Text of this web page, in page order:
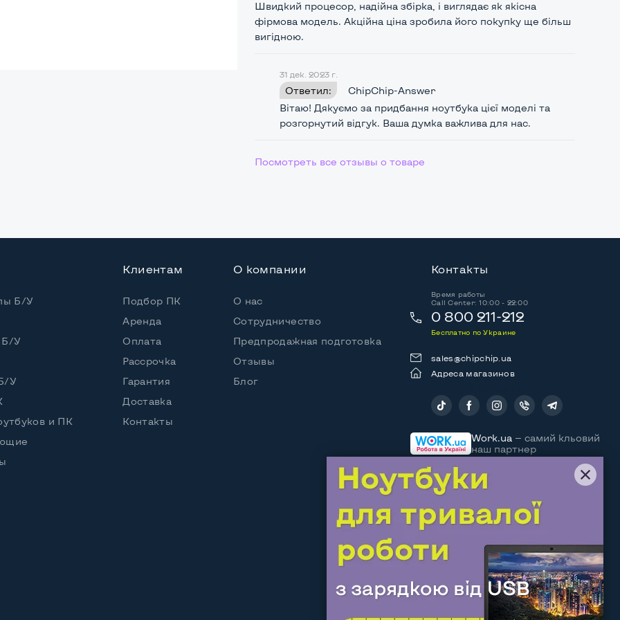
Швидкий процесор, надійна збірка, і виглядає як якісна
фірмова модель. Акційна ціна зробила його покупку ще більш
вигідною.
31 дек. 2023 г.
Ответил:
ChipChip-Answer
Вітаю! Дякуємо за придбання ноутбука цієї моделі та
розгорнутий відгук. Ваша думка важлива для нас.
Посмотреть все отзывы о товаре
Б/У
Б/У
У
и ПК
Клиентам
Подбор ПК
Аренда
Оплата
Рассрочка
Гарантия
Доставка
Контакты
О компании
О нас
Сотрудничество
Предпродажная подготовка
Отзывы
Блог
Контакты
Время работы
Call Center: 10:00 - 22:00
0 800 211-212
Бесплатно по Украине
sales@chipchip.ua
Адреса магазинов
Work.ua — самий кльовий
наш партнер